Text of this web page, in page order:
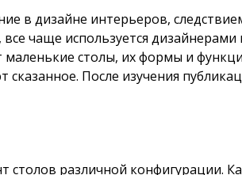
в дизайне интерьеров,
чаще используется
столы, их формы и
После изучения
различной конфигурации.